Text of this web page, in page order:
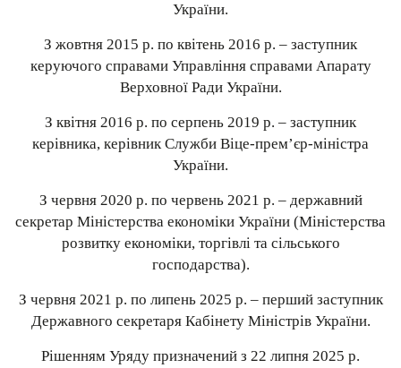
України.
З жовтня 2015 р. по квітень 2016 р. – заступник
керуючого справами Управління справами Апарату
Верховної Ради України.
З квітня 2016 р. по серпень 2019 р. – заступник
керівника, керівник Служби Віце-прем’єр-міністра
України.
З червня 2020 р. по червень 2021 р. – державний
секретар Міністерства економіки України (Міністерства
розвитку економіки, торгівлі та сільського
господарства).
З червня 2021 р. по липень 2025 р. – перший заступник
Державного секретаря Кабінету Міністрів України.
Рішенням Уряду призначений з 22 липня 2025 р.